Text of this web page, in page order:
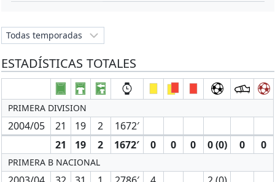
ESTADÍSTICAS TOTALES
PRIMERA DIVISION
2004/05 21 19 2
1672′
21
19 2 1672′ 0 0 0 0 (0) 0 0
PRIMERA B NACIONAL